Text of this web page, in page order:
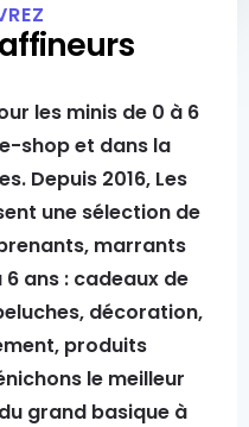
les minis de 0 à 6
shop et dans la
Depuis 2016, Les
une sélection de
marrants
ans : cadeaux de
décoration,
produits
le meilleur
grand basique à